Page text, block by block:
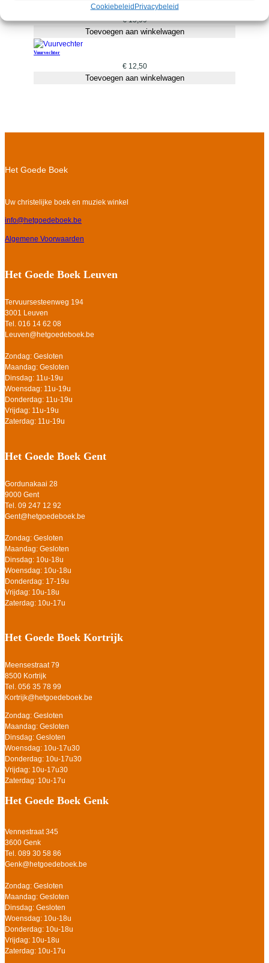
CookiebeleidPrivacybeleid
€15,99
Toevoegen aan winkelwagen
Vuurvechter
€12,50
Toevoegen aan winkelwagen
Het Goede Boek
Uw christelijke boek en muziek winkel
info@hetgoedeboek.be
Algemene Voorwaarden
Het Goede Boek Leuven
Tervuursesteenweg 194
3001 Leuven
Tel. 016 14 62 08
Leuven@hetgoedeboek.be
Zondag: Gesloten
Maandag: Gesloten
Dinsdag: 11u-19u
Woensdag: 11u-19u
Donderdag: 11u-19u
Vrijdag: 11u-19u
Zaterdag: 11u-19u
Het Goede Boek Gent
Gordunakaai 28
9000 Gent
Tel. 09 247 12 92
Gent@hetgoedeboek.be
Zondag: Gesloten
Maandag: Gesloten
Dinsdag: 10u-18u
Woensdag: 10u-18u
Donderdag: 17-19u
Vrijdag: 10u-18u
Zaterdag: 10u-17u
Het Goede Boek Kortrijk
Meensestraat 79
8500 Kortrijk
Tel. 056 35 78 99
Kortrijk@hetgoedeboek.be
Zondag: Gesloten
Maandag: Gesloten
Dinsdag: Gesloten
Woensdag: 10u-17u30
Donderdag: 10u-17u30
Vrijdag: 10u-17u30
Zaterdag: 10u-17u
Het Goede Boek Genk
Vennestraat 345
3600 Genk
Tel. 089 30 58 86
Genk@hetgoedeboek.be
Zondag: Gesloten
Maandag: Gesloten
Dinsdag: Gesloten
Woensdag: 10u-18u
Donderdag: 10u-18u
Vrijdag: 10u-18u
Zaterdag: 10u-17u